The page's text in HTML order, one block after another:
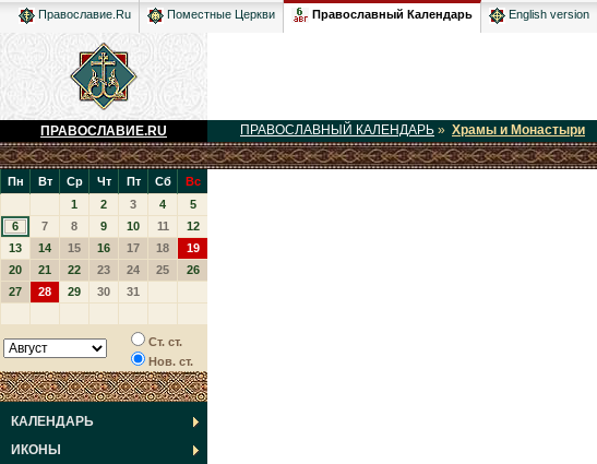
Православие.Ru Поместные Церкви Православный Календарь English version
ПРАВОСЛАВИЕ.RU ПРАВОСЛАВНЫЙ КАЛЕНДАРЬ » Храмы и Монастыри
Пн Вт Ср Чт Пт Сб
Вс
1
2 3 4
5
6
7 8 9 10 11
12
13
14 15 16 17 18
19
20
21 22 23 24 25
26
27
28 29 30 31
Ст. ст.
Нов. ст.
КАЛЕНДАРЬ
ИКОНЫ